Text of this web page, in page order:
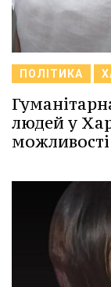
ПОЛІТИКА
людей у
можливості